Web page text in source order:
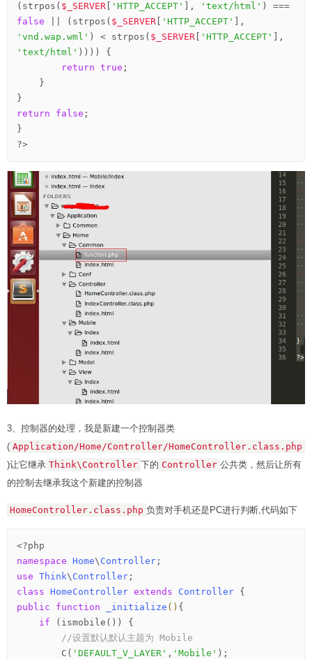
(strpos( $_SERVER 'HTTP_ACCEPT' ], 'text/html'
false || (strpos( $_SERVER 'HTTP_ACCEPT'
'vnd.wap.wml' ) < strpos( $_SERVER 'HTTP_ACCEPT'
'text/html' )))) {
return true ;
return
false ;
?>
3、控制器的处理，我是新建一个控制器类
( Application/Home/Controller/HomeController.class.php
)让它继承 Think\Controller 下的 Controller 公共类，然后让所有
的控制去继承我这个新建的控制器
HomeController.class.php 负责对手机还是PC进行判断,代码如下
<?php
namespace Home\ Controller
use Think\ Controller
class HomeController extends Controller {
public
function _initialize () {
if (ismobile()) {
//设置默认默认主题为 Mobile
        C(
'DEFAULT_V_LAYER' , 'Mobile' );